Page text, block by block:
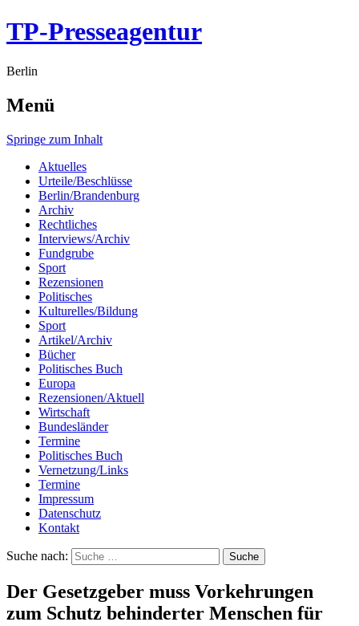
TP-Presseagentur
Berlin
Menü
Springe zum Inhalt
Aktuelles
Urteile/Beschlüsse
Berlin/Brandenburg
Archiv
Rechtliches
Interviews/Archiv
Fundgrube
Sport
Rezensionen
Politisches
Kulturelles/Bildung
Sport
Artikel/Archiv
Bücher
Politisches Buch
Europa
Rezensionen/Aktuell
Wirtschaft
Bundesländer
Termine
Politisches Buch
Vernetzung/Links
Termine
Impressum
Datenschutz
Kontakt
Suche nach:
Der Gesetzgeber muss Vorkehrungen
zum Schutz behinderter Menschen für